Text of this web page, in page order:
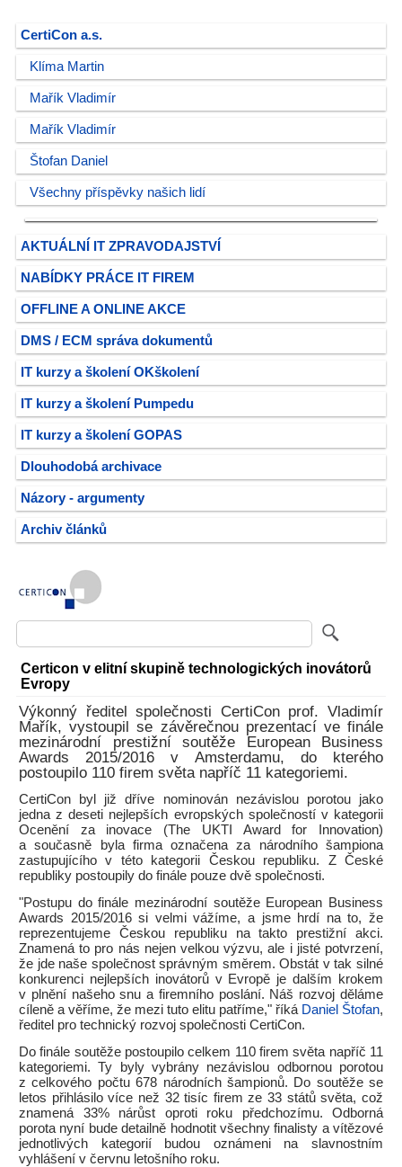
CertiCon a.s.
Klíma Martin
Mařík Vladimír
Mařík Vladimír
Štofan Daniel
Všechny příspěvky našich lidí
AKTUÁLNÍ IT ZPRAVODAJSTVÍ
NABÍDKY PRÁCE IT FIREM
OFFLINE A ONLINE AKCE
DMS / ECM správa dokumentů
IT kurzy a školení OKškolení
IT kurzy a školení Pumpedu
IT kurzy a školení GOPAS
Dlouhodobá archivace
Názory - argumenty
Archiv článků
Certicon v elitní skupině technologických inovátorů
Evropy
Výkonný ředitel společnosti CertiCon prof. Vladimír
Mařík, vystoupil se závěrečnou prezentací ve finále
mezinárodní prestižní soutěže European Business
Awards 2015/2016 v Amsterdamu, do kterého
postoupilo 110 firem světa napříč 11 kategoriemi.
CertiCon byl již dříve nominován nezávislou porotou jako
jedna z deseti nejlepších evropských společností v kategorii
Ocenění za inovace (The UKTI Award for Innovation)
a současně byla firma označena za národního šampiona
zastupujícího v této kategorii Českou republiku. Z České
republiky postoupily do finále pouze dvě společnosti.
"Postupu do finále mezinárodní soutěže European Business
Awards 2015/2016 si velmi vážíme, a jsme hrdí na to, že
reprezentujeme Českou republiku na takto prestižní akci.
Znamená to pro nás nejen velkou výzvu, ale i jisté potvrzení,
že jde naše společnost správným směrem. Obstát v tak silné
konkurenci nejlepších inovátorů v Evropě je dalším krokem
v plnění našeho snu a firemního poslání. Náš rozvoj děláme
cíleně a věříme, že mezi tuto elitu patříme," říká Daniel Štofan,
ředitel pro technický rozvoj společnosti CertiCon.
Do finále soutěže postoupilo celkem 110 firem světa napříč 11
kategoriemi. Ty byly vybrány nezávislou odbornou porotou
z celkového počtu 678 národních šampionů. Do soutěže se
letos přihlásilo více než 32 tisíc firem ze 33 států světa, což
znamená 33% nárůst oproti roku předchozímu. Odborná
porota nyní bude detailně hodnotit všechny finalisty a vítězové
jednotlivých kategorií budou oznámeni na slavnostním
vyhlášení v červnu letošního roku.